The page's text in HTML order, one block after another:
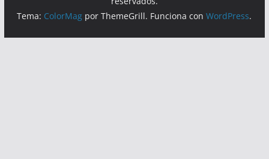
Tema: ColorMag por ThemeGrill. Funciona conWordPress.